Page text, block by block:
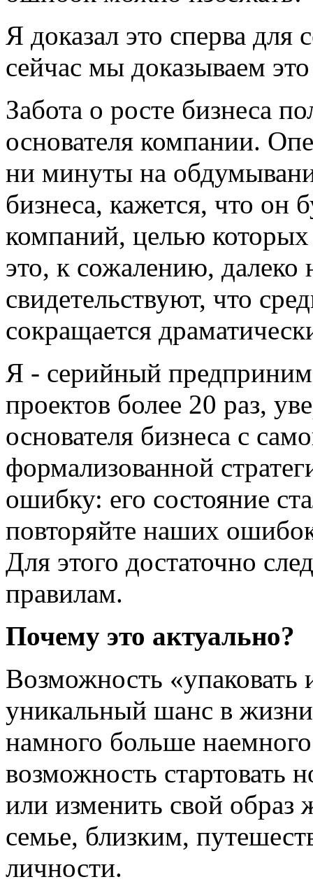
Я доказал это сперва для
сейчас мы доказываем
Забота о росте бизнеса
основателя компании.
ни минуты на
бизнеса, кажется, что он
компаний, целью
это, к сожалению,
свидетельствуют, что
сокращается
Я - серийный
проектов более 20 раз,
основателя бизнеса с
формализованной
ошибку: его состояние
повторяйте наших
Для этого достаточно
правилам.
Почему это актуально?
Возможность «упаковать
уникальный шанс в жизни
намного больше
возможность стартовать
или изменить свой образ
семье, близким,
личности.